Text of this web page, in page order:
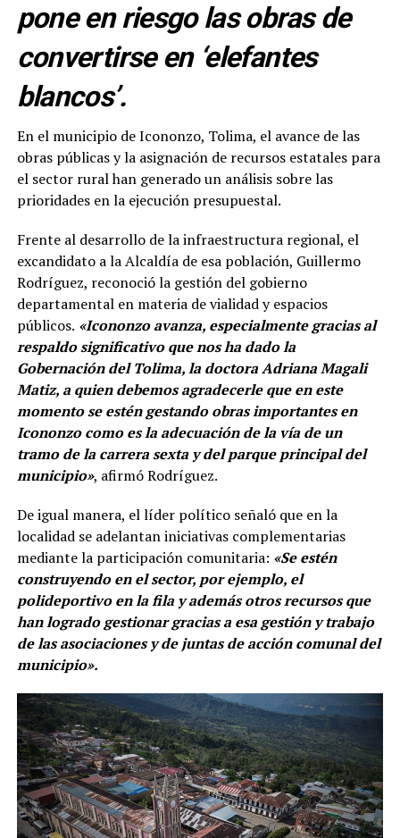
pone en riesgo las obras de
convertirse en ‘elefantes
blancos’.
En el municipio de Icononzo, Tolima, el avance de las
obras públicas y la asignación de recursos estatales para
el sector rural han generado un análisis sobre las
prioridades en la ejecución presupuestal.
Frente al desarrollo de la infraestructura regional, el
excandidato a la Alcaldía de esa población, Guillermo
Rodríguez, reconoció la gestión del gobierno
departamental en materia de vialidad y espacios
públicos. «Icononzo avanza, especialmente gracias al
respaldo significativo que nos ha dado la
Gobernación del Tolima, la doctora Adriana Magali
Matiz, a quien debemos agradecerle que en este
momento se estén gestando obras importantes en
Icononzo como es la adecuación de la vía de un
tramo de la carrera sexta y del parque principal del
municipio», afirmó Rodríguez.
De igual manera, el líder político señaló que en la
localidad se adelantan iniciativas complementarias
mediante la participación comunitaria: «Se estén
construyendo en el sector, por ejemplo, el
polideportivo en la fila y además otros recursos que
han logrado gestionar gracias a esa gestión y trabajo
de las asociaciones y de juntas de acción comunal del
municipio».